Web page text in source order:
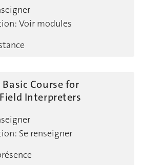
Voir modules
Basic Course for
Interpreters
Se renseigner